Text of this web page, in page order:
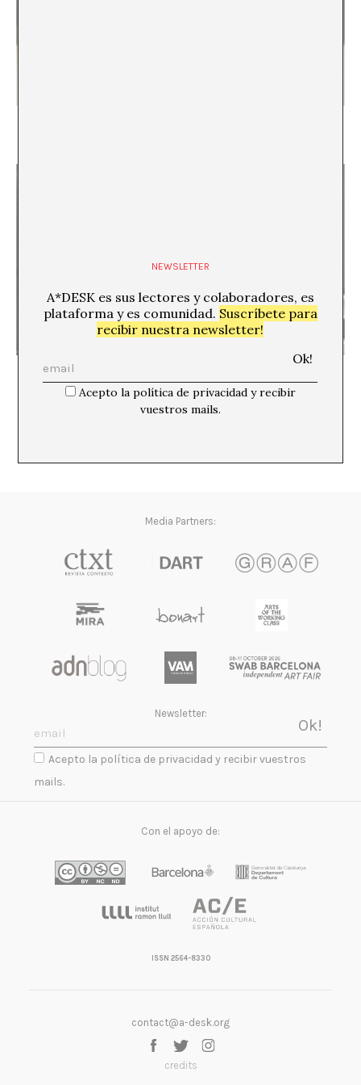
Valie Export, del cuerpo físico al cuerpo hablado
Martí Manen
Media Partners:
Newsletter:
Acepto la política de privacidad y recibir vuestros
mails.
Con el apoyo de:
ISSN 2564-8330
contact@a-desk.org
credits
NEWSLETTER
A*DESK es sus lectores y colaboradores, es
plataforma y es comunidad. Suscríbete para
recibir nuestra newsletter!
Acepto la política de privacidad y recibir
vuestros mails.